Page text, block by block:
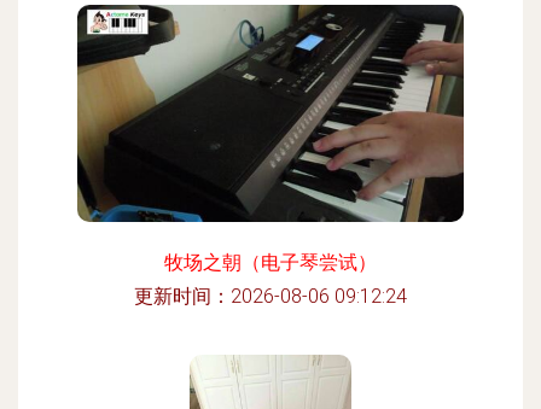
牧场之朝（电子琴尝试）
更新时间：2026-08-06 09:12:24